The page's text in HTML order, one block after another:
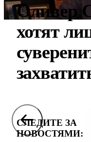
Оливер
хотят
СЛЕДИТЕ ЗА
НОВОСТЯМИ: